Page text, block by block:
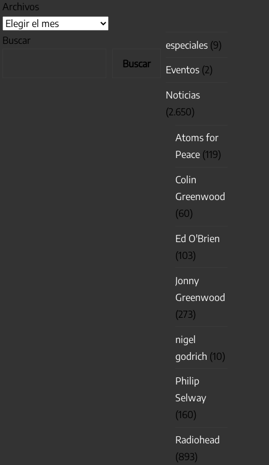
Archivos
Buscar
Buscar
especiales (9)
Eventos (2)
Noticias
(2.650)
Atoms for
Peace (119)
Colin
Greenwood
(60)
Ed O'Brien
(103)
Jonny
Greenwood
(273)
nigel
godrich (10)
Philip
Selway
(160)
Radiohead
(893)